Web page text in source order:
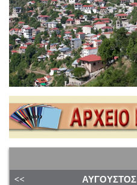
ΑΎΓΟΥΣΤΟΣ